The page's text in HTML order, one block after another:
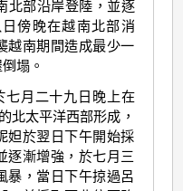
北部沿岸登陸，並逐
傍晚在越南北部消
越南期間造成最少一
塌。
七月二十九日晚上在
北太平洋西部形成，
妲於翌日下午開始採
逐漸增強，於七月三
暴，當日下午掠過呂